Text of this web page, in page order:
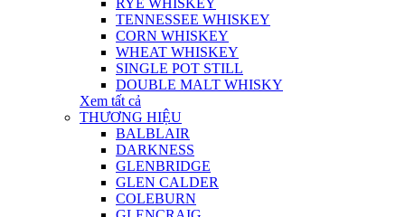
RYE WHISKEY
TENNESSEE WHISKEY
CORN WHISKEY
WHEAT WHISKEY
SINGLE POT STILL
DOUBLE MALT WHISKY
Xem tất cả
THƯƠNG HIỆU
BALBLAIR
DARKNESS
GLENBRIDGE
GLEN CALDER
COLEBURN